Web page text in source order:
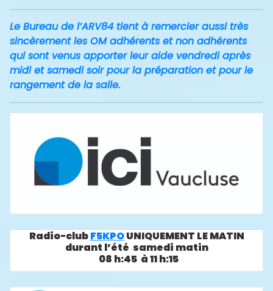
Le Bureau de l’ARV84 tient à remercier aussi très
sincèrement les OM adhérents et non adhérents
qui sont venus apporter leur aide vendredi après
midi et samedi soir pour la préparation et pour le
rangement de la salle.
Radio-clubF5KPOUNIQUEMENT LE MATIN
durant l’été samedi matin
08 h:45 à 11 h:15